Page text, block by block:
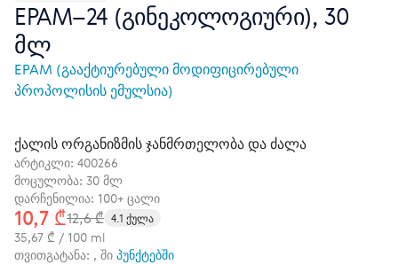
EPAM–24 (გინეკოლოგიური), 30
მლ
EPAM (გააქტიურებული მოდიფიცირებული
პროპოლისის ემულსია)
ქალის ორგანიზმის ჯანმრთელობა და ძალა
არტიკლი: 400266
მოცულობა: 30 მლ
დარჩენილია: 100+ ცალი
10,7 ₾12,6 ₾ 4.1 ქულა
35,67 ₾ / 100 ml
თვითგატანა: , ში პუნქტებში